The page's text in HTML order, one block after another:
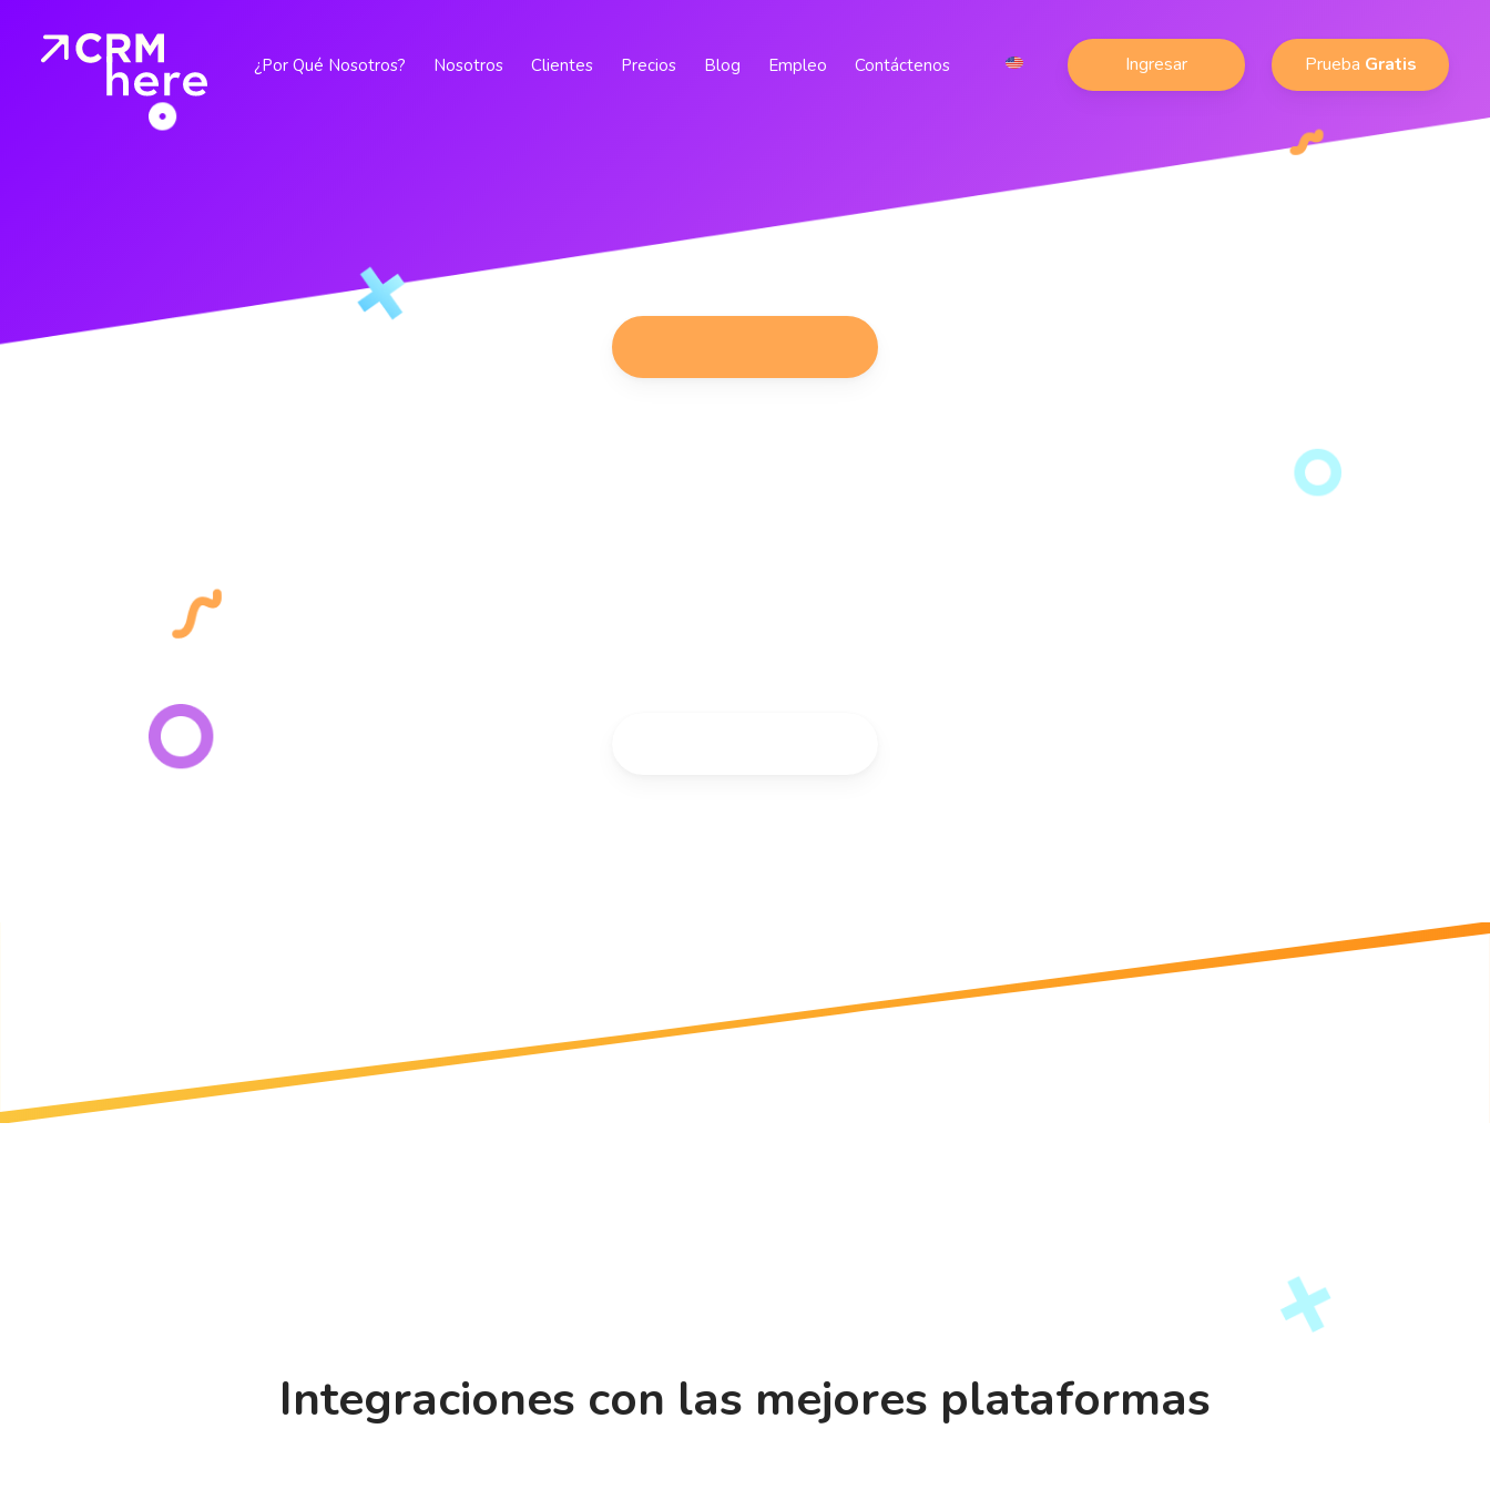
¿Por Qué Nosotros? Nosotros Clientes Precios Blog Empleo Contáctenos Ingresar Prueba Gratis
Integraciones con las mejores plataformas